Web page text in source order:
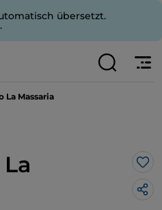
übersetzt.
La Massaria